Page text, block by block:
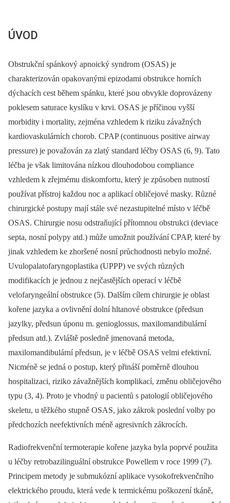
ÚVOD
Obstrukční spánkový apnoický syndrom (OSAS) je
charakterizován opakovanými epizodami obstrukce horních
dýchacích cest během spánku, které jsou obvykle doprovázeny
poklesem saturace kyslíku v krvi. OSAS je příčinou vyšší
morbidity i mortality, zejména vzhledem k riziku závažných
kardiovaskulárních chorob. CPAP (continuous positive airway
pressure) je považován za zlatý standard léčby OSAS (6, 9). Tato
léčba je však limitována nízkou dlouhodobou compliance
vzhledem k zřejmému diskomfortu, který je způsoben nutností
používat přístroj každou noc a aplikací obličejové masky. Různé
chirurgické postupy mají stále své nezastupitelné místo v léčbě
OSAS. Chirurgie nosu odstraňující přítomnou obstrukci (deviace
septa, nosní polypy atd.) může umožnit používání CPAP, které by
jinak vzhledem ke zhoršené nosní průchodnosti nebylo možné.
Uvulopalatofaryngoplastika (UPPP) ve svých různých
modifikacích je jednou z nejčastějších operací v léčbě
velofaryngeální obstrukce (5). Dalším cílem chirurgie je oblast
kořene jazyka a ovlivnění dolní hltanové obstrukce (předsun
jazylky, předsun úponu m. genioglossus, maxilomandibulární
předsun atd.). Zvláště posledně jmenovaná metoda,
maxilomandibulární předsun, je v léčbě OSAS velmi efektivní.
Nicméně se jedná o postup, který přináší poměrně dlouhou
hospitalizaci, riziko závažnějších komplikací, změnu obličejového
typu (3, 4). Proto je vhodný u pacientů s patologií obličejového
skeletu, u těžkého stupně OSAS, jako zákrok poslední volby po
předchozích neefektivních méně agresivních zákrocích.
Radiofrekvenční termoterapie kořene jazyka byla poprvé použita
u léčby retrobazilinguální obstrukce Powellem v roce 1999 (7).
Principem metody je submukózní aplikace vysokofrekvenčního
elektrického proudu, která vede k termickému poškození tkáně,